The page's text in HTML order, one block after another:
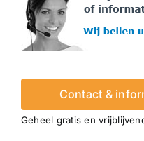
Contact &
Geheel gratis en